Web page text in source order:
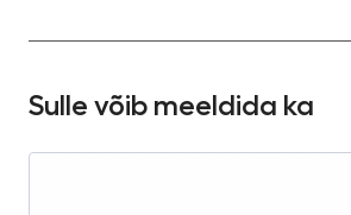
Sulle võib meeldida ka